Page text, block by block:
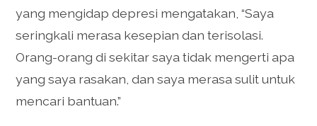
yang mengidap depresi mengatakan, “Saya
seringkali merasa kesepian dan terisolasi.
Orang-orang di sekitar saya tidak mengerti apa
yang saya rasakan, dan saya merasa sulit untuk
mencari bantuan.”